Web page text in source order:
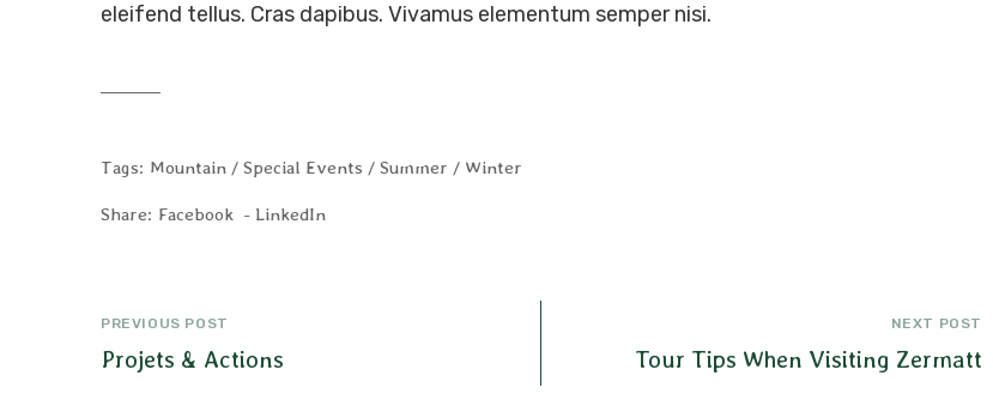
eleifend tellus. Cras dapibus. Vivamus elementum semper nisi.
Tags: Mountain Special Events Summer Winter
Share: Facebook LinkedIn
Navigation
de
PREVIOUS POST
Projets & Actions
NEXT POST
Tour Tips When Visiting Zermatt